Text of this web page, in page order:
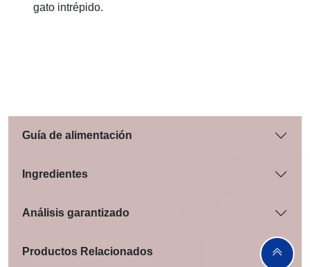
gato intrépido.
Guía de alimentación
Ingredientes
Análisis garantizado
Productos Relacionados